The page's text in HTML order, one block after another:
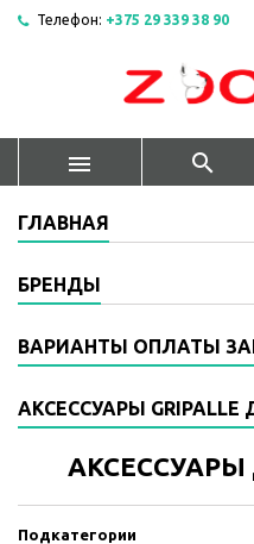
Телефон: +375 29 339 38 90
 
ГЛАВНАЯ
БРЕНДЫ
ВАРИАНТЫ ОПЛАТЫ
АКСЕССУАРЫ
Подкатегории